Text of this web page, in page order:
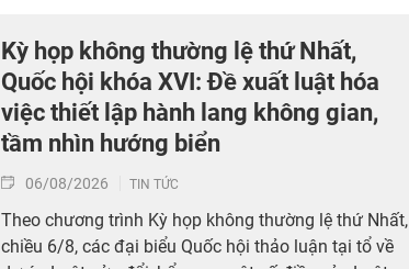
Kỳ họp không thường lệ thứ Nhất,
Quốc hội khóa XVI: Đề xuất luật hóa
việc thiết lập hành lang không gian,
tầm nhìn hướng biển
06/08/2026 TIN TỨC
Theo chương trình Kỳ họp không thường lệ thứ Nhất,
chiều 6/8, các đại biểu Quốc hội thảo luận tại tổ về